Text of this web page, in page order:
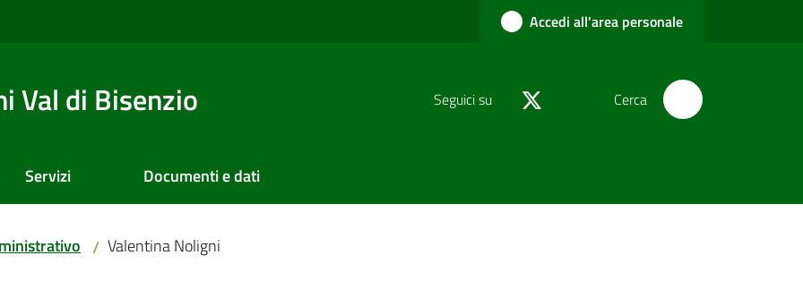
Accedi all'area personale
Val di Bisenzio Seguici su Cerca
Servizi Documenti e dati
/ Valentina Noligni